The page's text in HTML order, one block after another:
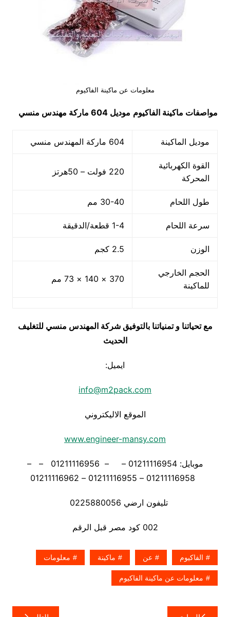
معلومات عن ماكينة الفاكيوم
مواصفات ماكينة الفاكيوم موديل 604 ماركة مهندس منسي
موديل الماكينة 604 ماركة المهندس منسي
القوة الكهربائية
المحركة
220 فولت – 50هرتز
طول اللحام 30-40 مم
سرعة اللحام 1-4 قطعة/الدقيقة
الوزن 2.5 كجم
الحجم الخارجي
للماكينة
370 × 140 × 73 مم
مع تحياتنا و تمنياتنا بالتوفيق شركة المهندس منسي للتغليف
الحديث
ايميل:
info@m2pack.com
الموقع الاليكتروني
www.engineer-mansy.com
موبايل: 01211116954 – – 01211116956 – –
تليفون ارضي 0225880056
002 كود مصر قبل الرقم
الفاكيوم عن ماكينة معلومات
معلومات عن ماكينة الفاكيوم
تصفّح